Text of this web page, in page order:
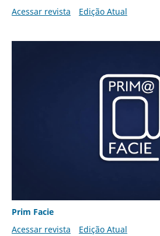
Acessar revista
Edição Atual
Prim Facie
Acessar revista
Edição Atual